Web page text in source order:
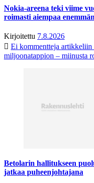
Nokia-areena teki viime
roimasti aiempaa enemmän
Kirjoitettu 7.8.2026
Ei kommentteja artikkeliin
miljoonatappion – miinusta
Betolarin hallitukseen
jatkaa puheenjohtajana